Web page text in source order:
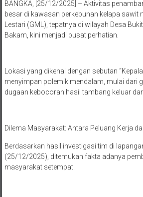
BANGKA, [25/12/2025] – Aktivitas
besar di kawasan perkebunan kelapa sawit
Lestari (GML), tepatnya di wilayah Desa
Bakam, kini menjadi pusat perhatian.
Lokasi yang dikenal dengan sebutan
menyimpan polemik mendalam, mulai dari
dugaan kebocoran hasil tambang keluar
Dilema Masyarakat: Antara Peluang Kerja
Berdasarkan hasil investigasi tim di
(25/12/2025), ditemukan fakta adanya
masyarakat setempat.